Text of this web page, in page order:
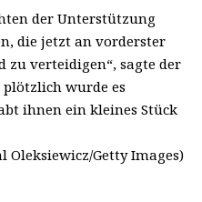
der Unterstützung
die jetzt an vorderster
zu verteidigen“, sagte der
wurde es
ihnen ein kleines Stück
Oleksiewicz/Getty Images)